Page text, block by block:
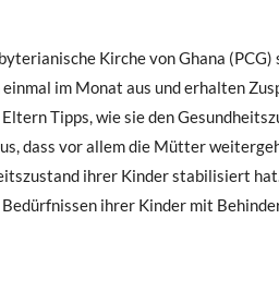
Kirche von Ghana
im Monat aus und erhalten
Eltern Tipps, wie sie den
dass vor allem die Mütter
ihrer Kinder stabilisiert
ihrer Kinder mit